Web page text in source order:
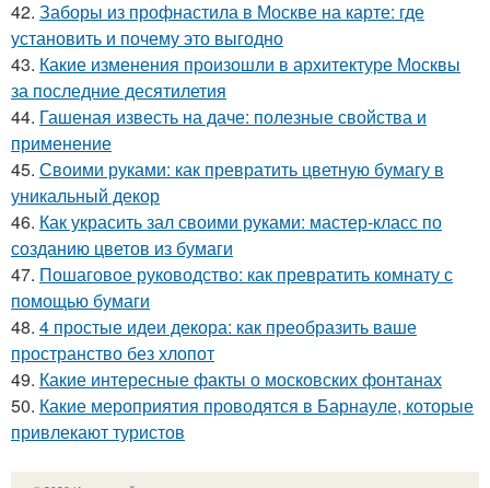
42. Заборы из профнастила в Москве на карте: где
установить и почему это выгодно
43. Какие изменения произошли в архитектуре Москвы
за последние десятилетия
44. Гашеная известь на даче: полезные свойства и
применение
45. Своими руками: как превратить цветную бумагу в
уникальный декор
46. Как украсить зал своими руками: мастер-класс по
созданию цветов из бумаги
47. Пошаговое руководство: как превратить комнату с
помощью бумаги
48. 4 простые идеи декора: как преобразить ваше
пространство без хлопот
49. Какие интересные факты о московских фонтанах
50. Какие мероприятия проводятся в Барнауле, которые
привлекают туристов